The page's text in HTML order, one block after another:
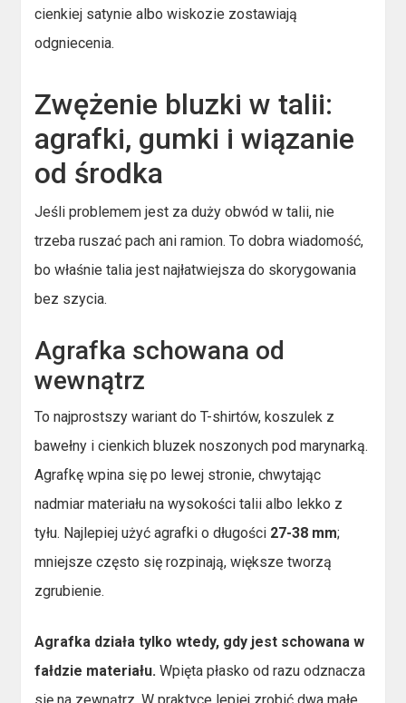
cienkiej satynie albo wiskozie zostawiają
odgniecenia.
Zwężenie bluzki w talii:
agrafki, gumki i wiązanie
od środka
Jeśli problemem jest za duży obwód w talii, nie
trzeba ruszać pach ani ramion. To dobra wiadomość,
bo właśnie talia jest najłatwiejsza do skorygowania
bez szycia.
Agrafka schowana od
wewnątrz
To najprostszy wariant do T-shirtów, koszulek z
bawełny i cienkich bluzek noszonych pod marynarką.
Agrafkę wpina się po lewej stronie, chwytając
nadmiar materiału na wysokości talii albo lekko z
tyłu. Najlepiej użyć agrafki o długości 27-38 mm;
mniejsze często się rozpinają, większe tworzą
zgrubienie.
Agrafka działa tylko wtedy, gdy jest schowana w
fałdzie materiału. Wpięta płasko od razu odznacza